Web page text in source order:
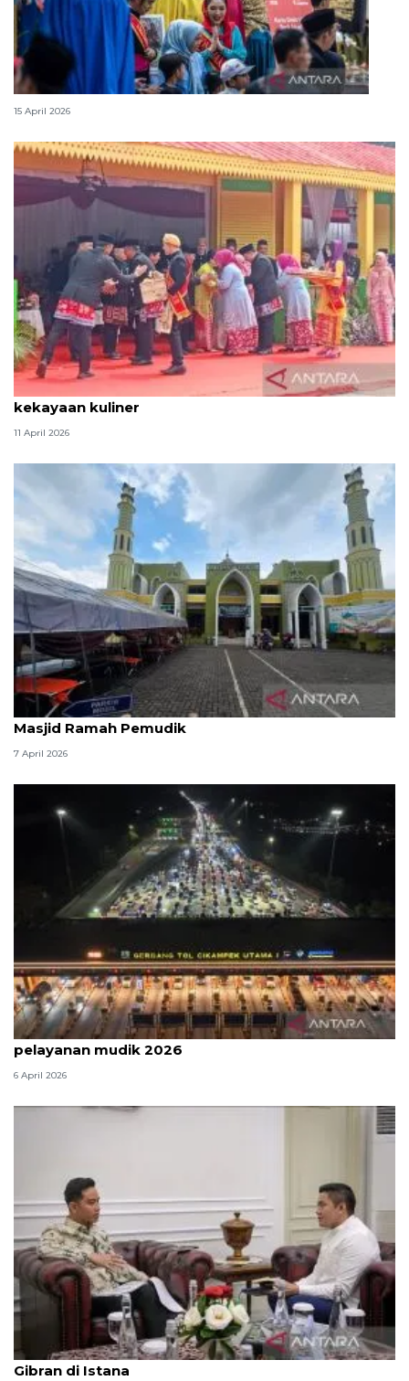
Lebaran Betawi, harmoni tradisi dan kota global
15 April 2026
Tradisi hantaran Lebaran Betawi simbol bakti dan
kekayaan kuliner
11 April 2026
Kemenag: 3,5 juta orang manfaatkan layanan
Masjid Ramah Pemudik
7 April 2026
Survei: 88,8 persen responden puas dengan
pelayanan mudik 2026
6 April 2026
Seskab Teddy silaturahmi Idul Fitri ke Wapres
Gibran di Istana